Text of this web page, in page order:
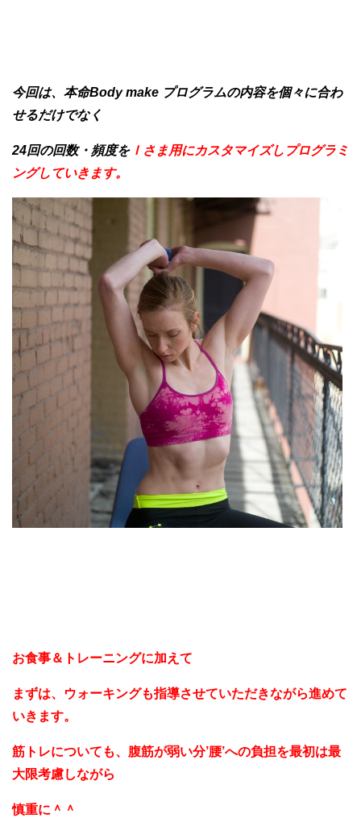
今回は、本命Body make プログラムの内容を個々に合わ
せるだけでなく
24回の回数・頻度をＩさま用にカスタマイズしプログラミ
ングしていきます。
お食事＆トレーニングに加えて
まずは、ウォーキングも指導させていただきながら進めて
いきます。
筋トレについても、腹筋が弱い分’腰’への負担を最初は最
大限考慮しながら
慎重に＾＾